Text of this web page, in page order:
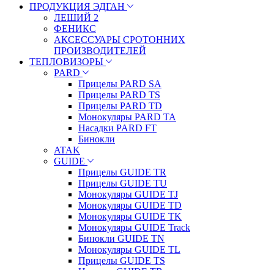
ПРОДУКЦИЯ ЭДГАН
ЛЕШИЙ 2
ФЕНИКС
АКСЕССУАРЫ СРОТОННИХ
ПРОИЗВОДИТЕЛЕЙ
ТЕПЛОВИЗОРЫ
PARD
Прицелы PARD SA
Прицелы PARD TS
Прицелы PARD TD
Монокуляры PARD TA
Насадки PARD FT
Бинокли
ATAK
GUIDE
Прицелы GUIDE TR
Прицелы GUIDE TU
Монокуляры GUIDE TJ
Монокуляры GUIDE TD
Монокуляры GUIDE TK
Монокуляры GUIDE Track
Бинокли GUIDE TN
Монокуляры GUIDE TL
Прицелы GUIDE TS